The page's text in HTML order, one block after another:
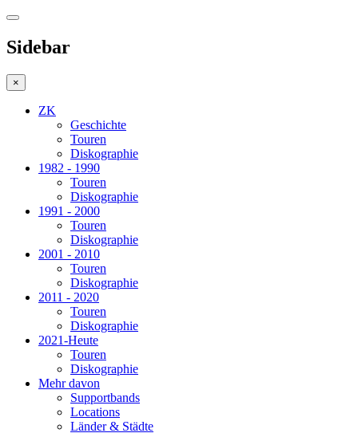
Sidebar
×
ZK
Geschichte
Touren
Diskographie
1982 - 1990
Touren
Diskographie
1991 - 2000
Touren
Diskographie
2001 - 2010
Touren
Diskographie
2011 - 2020
Touren
Diskographie
2021-Heute
Touren
Diskographie
Mehr davon
Supportbands
Locations
Länder & Städte